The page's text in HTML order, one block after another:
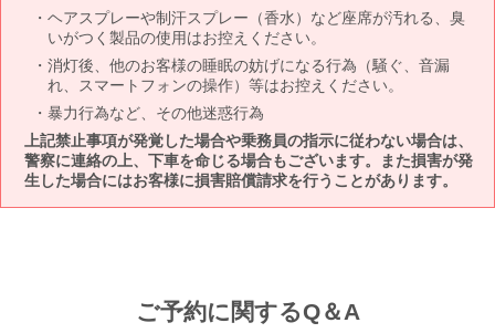
ヘアスプレーや制汗スプレー（香水）など座席が汚れる、臭
いがつく製品の使用はお控えください。
消灯後、他のお客様の睡眠の妨げになる行為（騒ぐ、音漏
れ、スマートフォンの操作）等はお控えください。
暴力行為など、その他迷惑行為
上記禁止事項が発覚した場合や乗務員の指示に従わない場合は、
警察に連絡の上、下車を命じる場合もございます。また損害が発
生した場合にはお客様に損害賠償請求を行うことがあります。
ご予約に関するQ＆A